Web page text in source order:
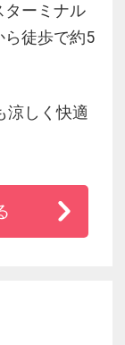
ターミナル
ら徒歩で約5
しく快適
大級の温泉
ントが満